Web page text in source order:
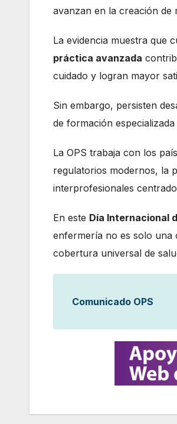
avanzan en la creación de
La evidencia muestra que
práctica avanzada
cuidado y logran mayor
Sin embargo, persisten
de formación
La OPS trabaja con los
regulatorios modernos, la
interprofesionales
En este Día Internacional
enfermería no es solo una
cobertura universal de
Comunicado OPS